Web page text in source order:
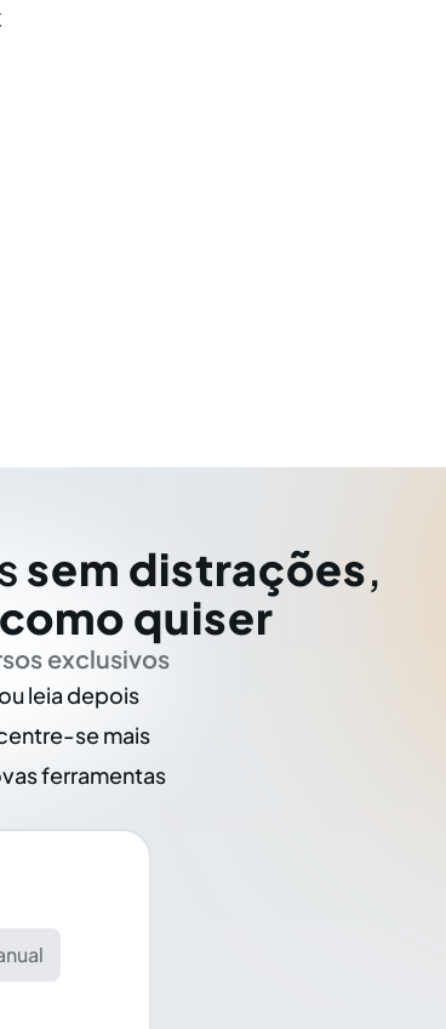
sem distrações,
como quiser
exclusivos
leia depois
se mais
ferramentas